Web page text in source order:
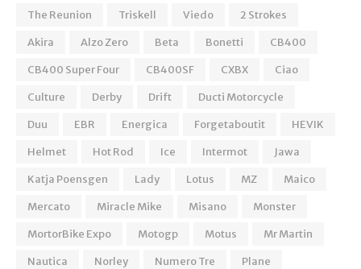
The Reunion
Triskell Viedo
2 Strokes
Akira
Alzo Zero Beta Bonetti
CB400
CB400 Super Four
CB400SF CXBX
Ciao
Culture
Derby Drift
Ducti Motorcycle
Duu
EBR Energica Forgetaboutit
HEVIK
Helmet
Hot Rod Ice Intermot
Jawa
Katja Poensgen
Lady Lotus MZ
Maico
Mercato
Miracle Mike Misano
Monster
MortorBike Expo
Motogp Motus
Mr Martin
Nautica
Norley Numero Tre
Plane